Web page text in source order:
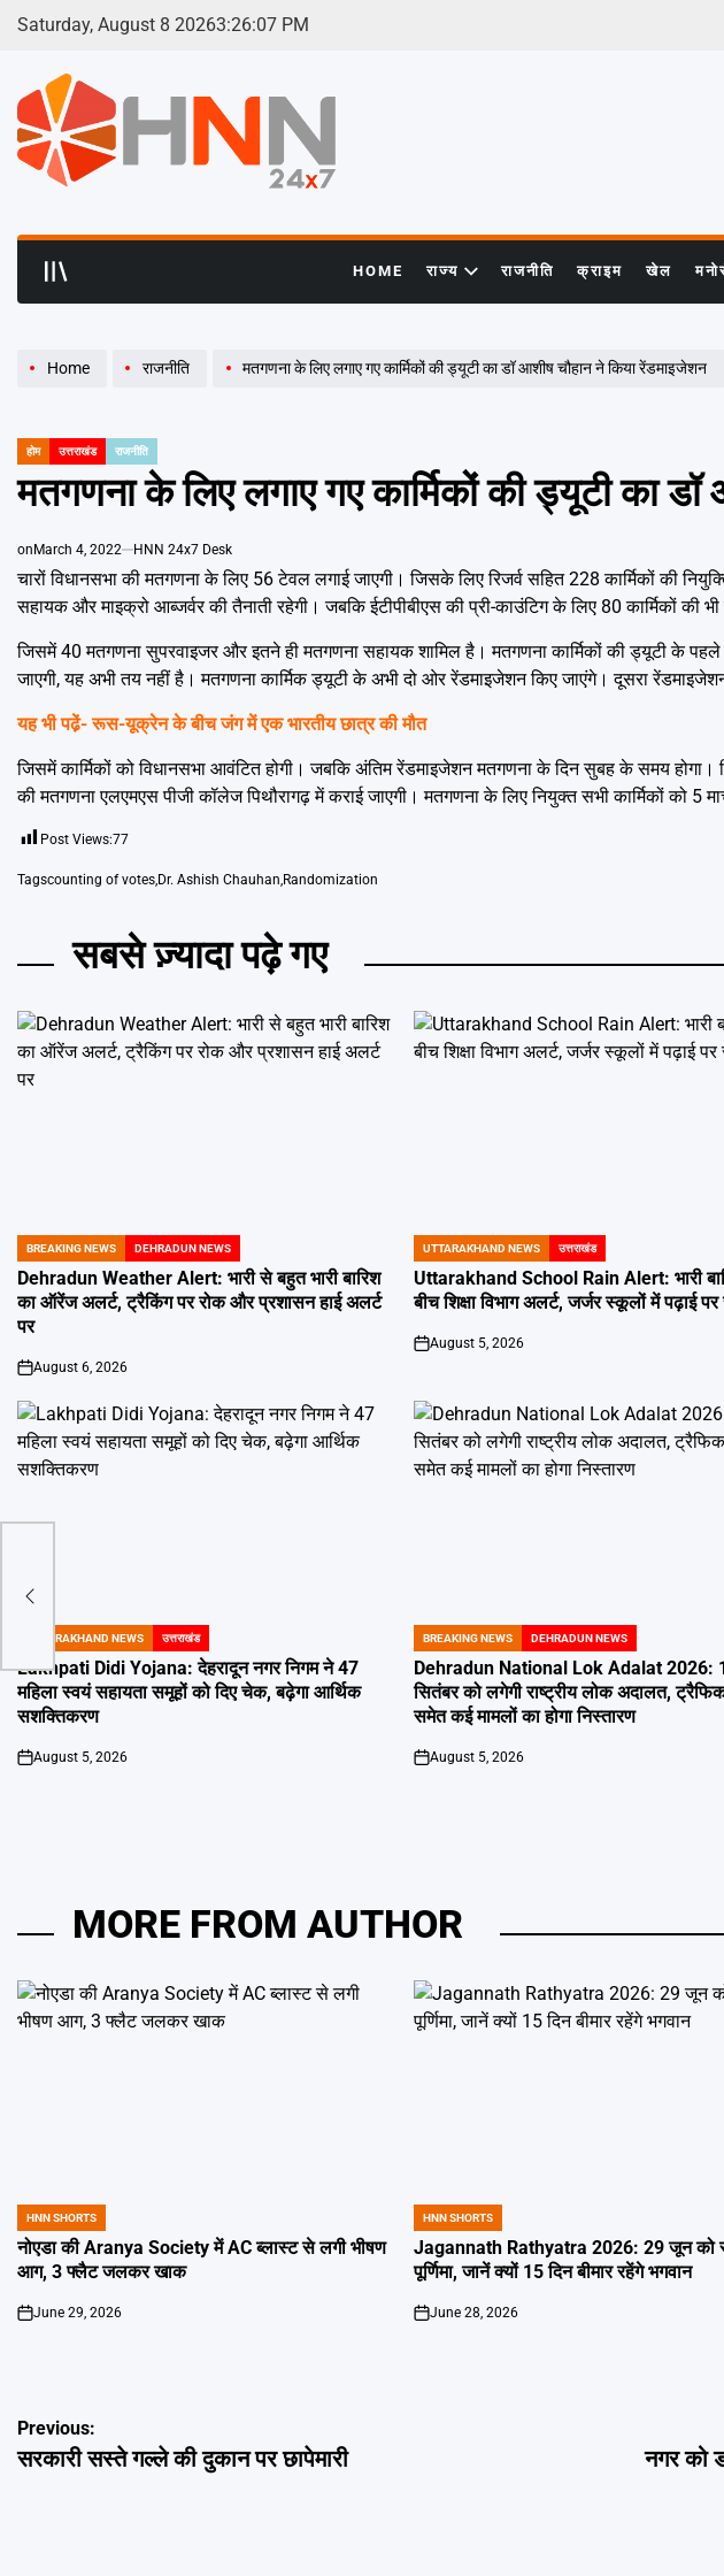
Skip
Saturday, August 8 20263:26:08 PM
HOME राज्य राजनीति क्राइम खेल
Home राजनीति मतगणना के लिए लगाए गए कार्मिकों की ड्यूटी का डॉ आशीष चौहान ने किया रेंडमाइजेशन
POSTED
होम उत्तराखंड राजनीति
मतगणना के लिए लगाए गए कार्मिकों की ड्यूटी का
onMarch 4, 2022 HNN 24x7 Desk
चारों विधानसभा की मतगणना के लिए 56 टेवल लगाई जाएगी। जिसके लिए रिजर्व सहित 228 कार्मिकों की
सहायक और माइक्रो आब्जर्वर की तैनाती रहेगी। जबकि ईटीपीबीएस की प्री-काउंटिग के लिए 80 कार्मिकों की
जिसमें 40 मतगणना सुपरवाइजर और इतने ही मतगणना सहायक शामिल है। मतगणना कार्मिकों की ड्यूटी के
जाएगी, यह अभी तय नहीं है। मतगणना कार्मिक ड्यूटी के अभी दो ओर रेंडमाइजेशन किए जाएंगे। दूसरा रेंडमाइजेशन
यह भी पढे़ं-रूस-यूक्रेन के बीच जंग में एक भारतीय छात्र की मौत
जिसमें कार्मिकों को विधानसभा आवंटित होगी। जबकि अंतिम रेंडमाइजेशन मतगणना के दिन सुबह के समय
की मतगणना एलएमएस पीजी कॉलेज पिथौरागढ़ में कराई जाएगी। मतगणना के लिए नियुक्त सभी कार्मिकों को 5
Post Views:77
Tagscounting of votes Dr. Ashish Chauhan Randomization
सबसे ज़्यादा पढ़े गए
POSTED
IN
BREAKING NEWS DEHRADUN NEWS
Dehradun Weather Alert: भारी से बहुत भारी बारिश
का ऑरेंज अलर्ट, ट्रैकिंग पर रोक और प्रशासन हाई अलर्ट
पर
on
August 6, 2026
POSTED
IN
UTTARAKHAND NEWS उत्तराखंड
Uttarakhand School Rain Alert: भारी
बीच शिक्षा विभाग अलर्ट, जर्जर स्कूलों में पढ़ाई पर
on
August 5, 2026
POSTED
UTTARAKHAND NEWS उत्तराखंड
Lakhpati Didi Yojana: देहरादून नगर निगम ने 47
महिला स्वयं सहायता समूहों को दिए चेक, बढ़ेगा आर्थिक
सशक्तिकरण
on
August 5, 2026
POSTED
IN
BREAKING NEWS DEHRADUN NEWS
Dehradun National Lok Adalat 2026:
सितंबर को लगेगी राष्ट्रीय लोक अदालत,
समेत कई मामलों का होगा निस्तारण
on
August 5, 2026
MORE FROM AUTHOR
POSTED
IN
HNN SHORTS
नोएडा की Aranya Society में AC ब्लास्ट से लगी भीषण
आग, 3 फ्लैट जलकर खाक
on
June 29, 2026
POSTED
IN
HNN SHORTS
Jagannath Rathyatra 2026: 29 जून को
पूर्णिमा, जानें क्यों 15 दिन बीमार रहेंगे भगवान
on
June 28, 2026
Post
navigation
Previous:
सरकारी सस्ते गल्ले की दुकान पर छापेमारी
नगर को